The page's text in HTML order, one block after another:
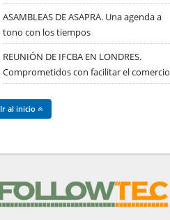
ASAMBLEAS DE ASAPRA. Una agenda a
tono con los tiempos
REUNIÓN DE IFCBA EN LONDRES.
Comprometidos con facilitar el comercio
Ir al inicio